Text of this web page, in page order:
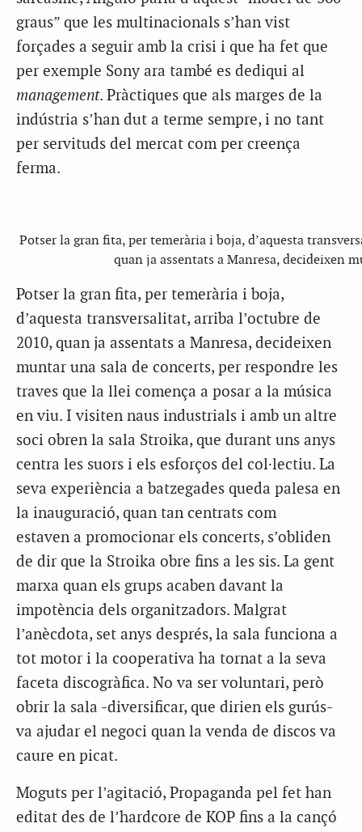
graus” que les multinacionals s’han vist
forçades a seguir amb la crisi i que ha fet que
per exemple Sony ara també es dediqui al
management. Pràctiques que als marges de la
indústria s’han dut a terme sempre, i no tant
per servituds del mercat com per creença
ferma.
Potser la gran fita, per temerària i boja, d’aquesta
quan ja assentats a Manresa, decideixen
Potser la gran fita, per temerària i boja,
d’aquesta transversalitat, arriba l’octubre de
2010, quan ja assentats a Manresa, decideixen
muntar una sala de concerts, per respondre les
traves que la llei comença a posar a la música
en viu. I visiten naus industrials i amb un altre
soci obren la sala Stroika, que durant uns anys
centra les suors i els esforços del col·lectiu. La
seva experiència a batzegades queda palesa en
la inauguració, quan tan centrats com
estaven a promocionar els concerts, s’obliden
de dir que la Stroika obre fins a les sis. La gent
marxa quan els grups acaben davant la
impotència dels organitzadors. Malgrat
l’anècdota, set anys després, la sala funciona a
tot motor i la cooperativa ha tornat a la seva
faceta discogràfica. No va ser voluntari, però
obrir la sala -diversificar, que dirien els gurús-
va ajudar el negoci quan la venda de discos va
caure en picat.
Moguts per l’agitació, Propaganda pel fet han
editat des de l’hardcore de KOP fins a la cançó